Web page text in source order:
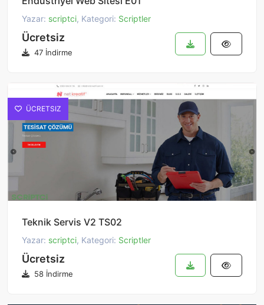
Yazar: scriptci, Kategori: Scriptler
Ücretsiz
47 İndirme
ÜCRETSIZ
Teknik Servis V2 TS02
Yazar: scriptci, Kategori: Scriptler
Ücretsiz
58 İndirme